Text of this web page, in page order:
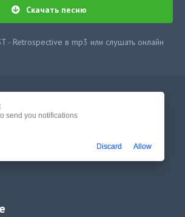
Скачать песню
- Retrospective в mp3 или слушать онлайн
send you notifications
Discard Allow